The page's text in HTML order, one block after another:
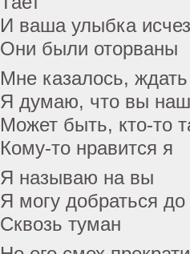
И ваша улыбка
Они были оторваны
Мне казалось,
Я думаю, что вы
Может быть, кто-то
Кому-то нравится я
Я называю на вы
Я могу добраться
Сквозь туман